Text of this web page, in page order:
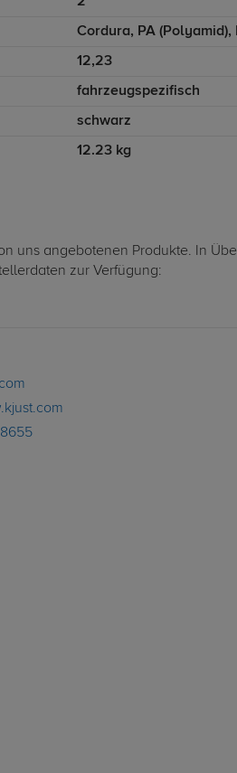
Cordura, PA
12,23
fahrzeugspezifisch
schwarz
12.23 kg
uns angebotenen Produkte. In
zur Verfügung: